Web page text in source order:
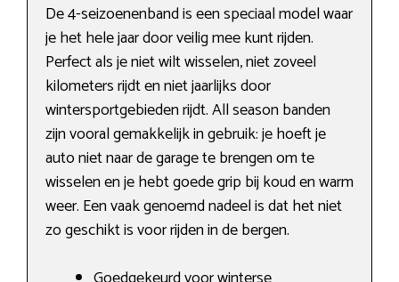
De 4-seizoenenband is een speciaal model waar
je het hele jaar door veilig mee kunt rijden.
Perfect als je niet wilt wisselen, niet zoveel
kilometers rijdt en niet jaarlijks door
wintersportgebieden rijdt. All season banden
zijn vooral gemakkelijk in gebruik: je hoeft je
auto niet naar de garage te brengen om te
wisselen en je hebt goede grip bij koud en warm
weer. Een vaak genoemd nadeel is dat het niet
zo geschikt is voor rijden in de bergen.